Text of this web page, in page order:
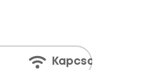
Kapcsolatok